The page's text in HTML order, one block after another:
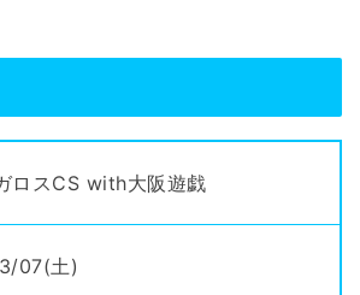
ロスCS with大阪遊戯
07(土)